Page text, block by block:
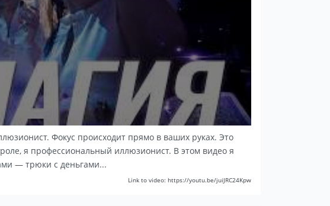
Фокус происходит прямо в ваших руках. Это
я профессиональный иллюзионист. В этом видео я
— трюки с деньгами...
Link to video: https://youtu.be/juiJRC24Kpw